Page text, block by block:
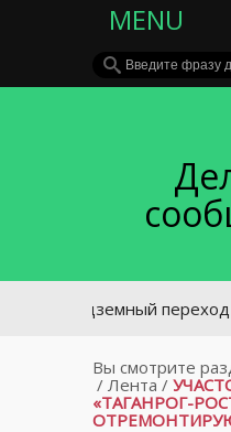
MENU
Подземный переход на
Вы смотрите
/ Лента/
«ТАГАНРОГ-